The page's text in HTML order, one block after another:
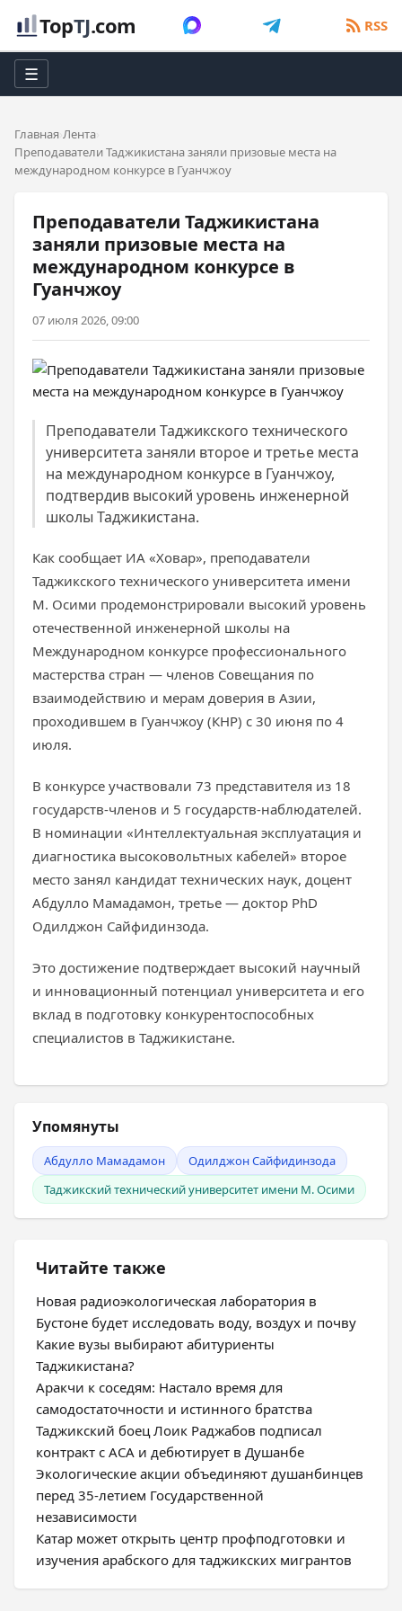
TopTJ.com RSS
☰
Главная Лента
Преподаватели Таджикистана заняли призовые места на
международном конкурсе в Гуанчжоу
Преподаватели Таджикистана
заняли призовые места на
международном конкурсе в
Гуанчжоу
07 июля 2026, 09:00
Преподаватели Таджикского технического
университета заняли второе и третье места
на международном конкурсе в Гуанчжоу,
подтвердив высокий уровень инженерной
школы Таджикистана.
Как сообщает ИА «Ховар», преподаватели
Таджикского технического университета имени
М. Осими продемонстрировали высокий уровень
отечественной инженерной школы на
Международном конкурсе профессионального
мастерства стран — членов Совещания по
взаимодействию и мерам доверия в Азии,
проходившем в Гуанчжоу (КНР) с 30 июня по 4
июля.
В конкурсе участвовали 73 представителя из 18
государств-членов и 5 государств-наблюдателей.
В номинации «Интеллектуальная эксплуатация и
диагностика высоковольтных кабелей» второе
место занял кандидат технических наук, доцент
Абдулло Мамадамон, третье — доктор PhD
Одилджон Сайфидинзода.
Это достижение подтверждает высокий научный
и инновационный потенциал университета и его
вклад в подготовку конкурентоспособных
специалистов в Таджикистане.
Упомянуты
Абдулло Мамадамон
Одилджон Сайфидинзода
Таджикский технический университет имени М. Осими
Читайте также
Новая радиоэкологическая лаборатория в
Бустоне будет исследовать воду, воздух и почву
Какие вузы выбирают абитуриенты
Таджикистана?
Аракчи к соседям: Настало время для
самодостаточности и истинного братства
Таджикский боец Лоик Раджабов подписал
контракт с ACA и дебютирует в Душанбе
Экологические акции объединяют душанбинцев
перед 35-летием Государственной
независимости
Катар может открыть центр профподготовки и
изучения арабского для таджикских мигрантов